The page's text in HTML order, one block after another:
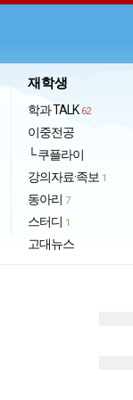
재학생
학과 TALK 62
이중전공
└ 쿠플라이
강의자료·족보 1
동아리 7
스터디 1
고대뉴스